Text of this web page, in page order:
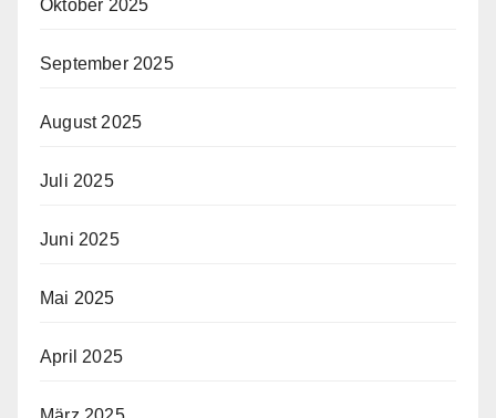
Oktober 2025
September 2025
August 2025
Juli 2025
Juni 2025
Mai 2025
April 2025